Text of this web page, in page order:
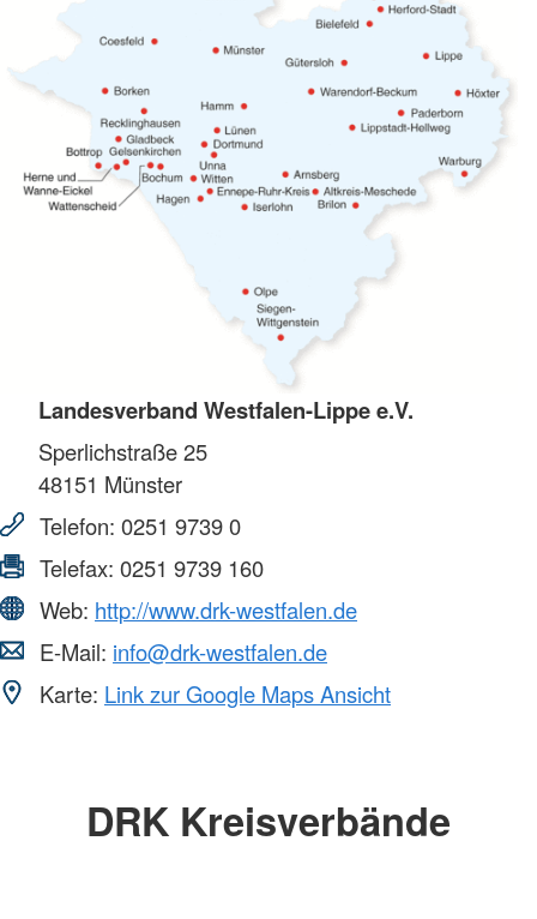
Landesverband Westfalen-Lippe e.V.
Sperlichstraße 25
48151 Münster
Telefon: 0251 9739 0
Telefax: 0251 9739 160
Web: http://www.drk-westfalen.de
E-Mail: info@drk-westfalen.de
Karte: Link zur Google Maps Ansicht
DRK Kreisverbände